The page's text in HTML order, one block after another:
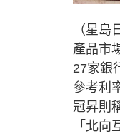
（星
產品市
27家銀
參考利
冠昇則
「北